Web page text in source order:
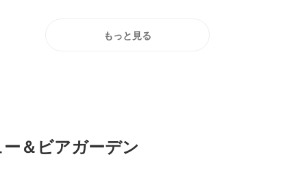
もっと見る
＆ビアガーデン